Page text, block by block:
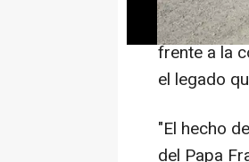
León XIV
frente a la
el legado
"El hecho
del Papa